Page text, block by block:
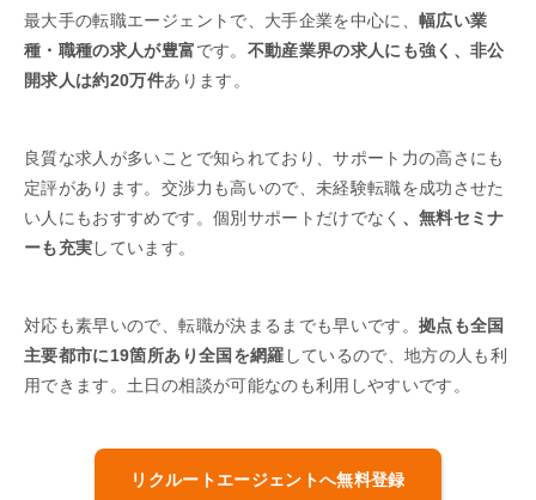
最大手の転職エージェントで、大手企業を中心に、幅広い業
種・職種の求人が豊富です。 不動産業界の求人にも強く、非公
開求人は約20万件あります。
良質な求人が多いことで知られており、サポート力の高さにも
定評があります。交渉力も高いので、未経験転職を成功させた
い人にもおすすめです。個別サポートだけでなく 、無料セミナ
ーも充実しています。
対応も素早いので、転職が決まるまでも早いです。拠点も全国
主要都市に19箇所あり全国を網羅 しているので、地方の人も利
用できます。土日の相談が可能なのも利用しやすいです。
リクルートエージェントへ無料登録